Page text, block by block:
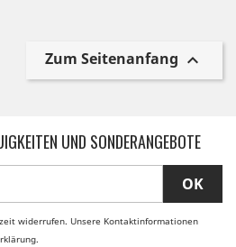
Zum Seitenanfang 
UND SONDERANGEBOTE
widerrufen. Unsere Kontaktinformationen